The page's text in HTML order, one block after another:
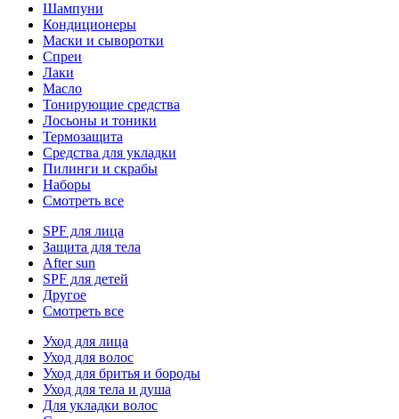
Шампуни
Кондиционеры
Маски и сыворотки
Спреи
Лаки
Масло
Тонирующие средства
Лосьоны и тоники
Термозащита
Средства для укладки
Пилинги и скрабы
Наборы
Смотреть все
SPF для лица
Защита для тела
After sun
SPF для детей
Другое
Смотреть все
Уход для лица
Уход для волос
Уход для бритья и бороды
Уход для тела и душа
Для укладки волос